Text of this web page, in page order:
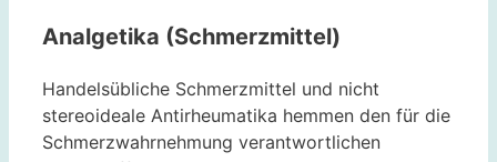
Analgetika (Schmerzmittel)
Handelsübliche Schmerzmittel und nicht
stereoideale Antirheumatika hemmen den für die
Schmerzwahrnehmung verantwortlichen